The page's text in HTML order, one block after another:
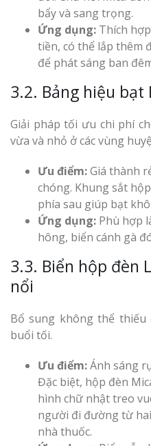
bẩy và sang trọng.
Ứng dụng: Thích
tiền, có thể lắp thêm
để phát sáng ban
3.2. Bảng hiệu
Giải pháp tối ưu chi phí
vừa và nhỏ ở các vùng
Ưu điểm:Giá thành
chóng. Khung sắt
phía sau giúp bạt
Ứng dụng: Phù hợp
hông, biển cánh gà
3.3. Biển hộp đèn
nổi
Bổ sung không thể
buổi tối.
Ưu điểm:Ánh sáng
Đặc biệt, hộp đèn
hình chữ nhật treo
người đi đường từ
nhà thuốc.